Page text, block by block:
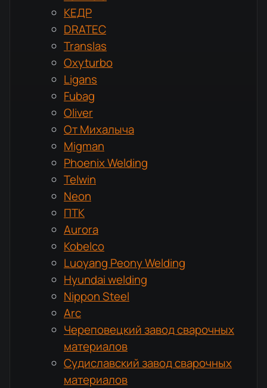
КЕДР
DRATEC
Translas
Oxyturbo
Ligans
Fubag
Oliver
От Михалыча
Migman
Phoenix Welding
Telwin
Neon
ПТК
Aurora
Kobelco
Luoyang Peony Welding
Hyundai welding
Nippon Steel
Arc
Череповецкий завод сварочных
материалов
Судиславский завод сварочных
материалов